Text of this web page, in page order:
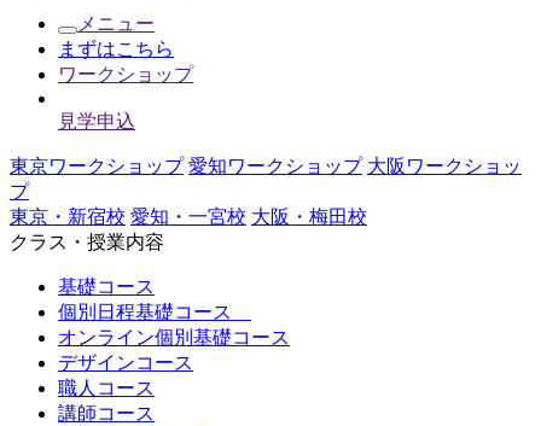
メニュー
まずはこちら
ワークショップ
見学申込
東京ワークショップ 愛知ワークショップ 大阪ワークショッ
プ
東京・新宿校 愛知・一宮校 大阪・梅田校
クラス・授業内容
基礎コース
個別日程基礎コース
オンライン個別基礎コース
デザインコース
職人コース
講師コース